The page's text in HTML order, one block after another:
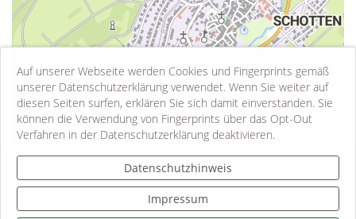
Auf unserer Webseite werden Cookies und Fingerprints gemäß
unserer Datenschutzerklärung verwendet. Wenn Sie weiter auf
diesen Seiten surfen, erklären Sie sich damit einverstanden. Sie
können die Verwendung von Fingerprints über das Opt-Out
Verfahren in der Datenschutzerklärung deaktivieren.
Datenschutzhinweis
Impressum
500 m
Impressum